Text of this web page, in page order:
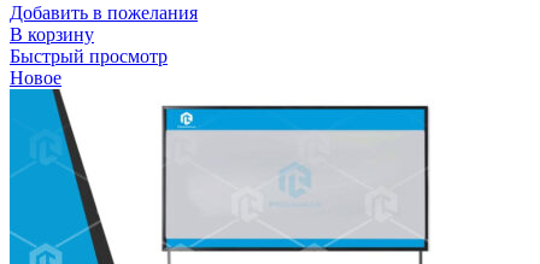
Добавить в пожелания
В корзину
Быстрый просмотр
Новое